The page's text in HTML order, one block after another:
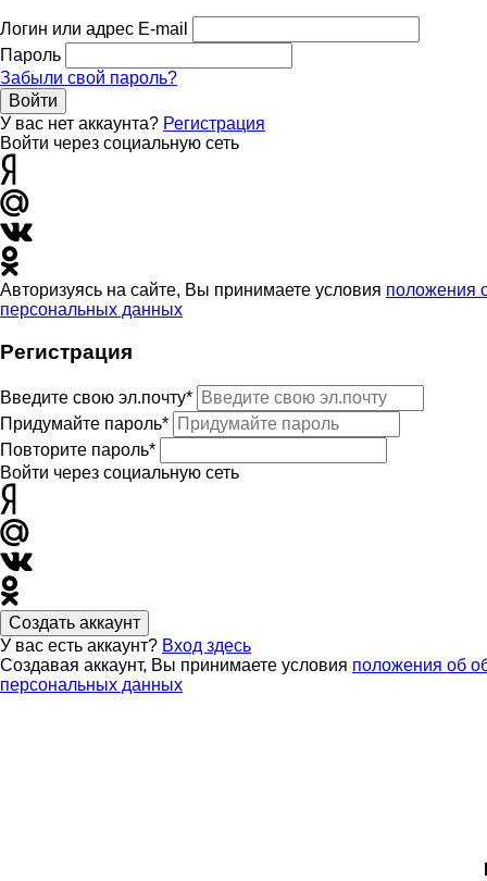
Логин или адрес E-mail
Пароль
Забыли свой пароль?
Войти
У вас нет аккаунта? Регистрация
Войти через социальную сеть
Авторизуясь на сайте, Вы принимаете условия положения
персональных данных
Регистрация
Введите свою эл.почту*
Придумайте пароль*
Повторите пароль*
Войти через социальную сеть
Создать аккаунт
У вас есть аккаунт? Вход здесь
Создавая аккаунт, Вы принимаете условия положения об
персональных данных